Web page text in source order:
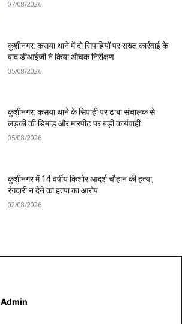
07/08/2026
कुशीनगर: कसया थाने में दो सिपाहियों पर सख्त कार्रवाई के
बाद डीआईजी ने किया औचक निरीक्षण
05/08/2026
कुशीनगर: कसया थाने के सिपाही पर ढाबा संचालक से
लड़की की डिमांड और मारपीट पर बड़ी कार्यवाही
05/08/2026
कुशीनगर में 14 वर्षीय किशोर आदर्श चौहान की हत्या,
रंगदारी न देने का हत्या का आरोप
02/08/2026
Admin